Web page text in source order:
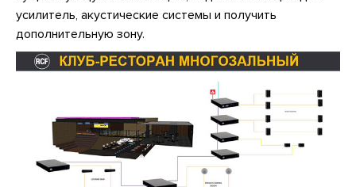
усилитель, акустические системы и получить
дополнительную зону.